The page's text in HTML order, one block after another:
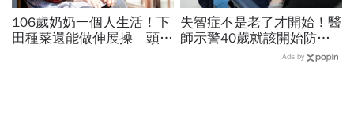
106歲奶奶一個人生活！下
田種菜還能做伸展操「頭貼
失智症不是老了才開始！醫
師示警40歲就該開始防失
智，做好14件事可望預防
Ads by